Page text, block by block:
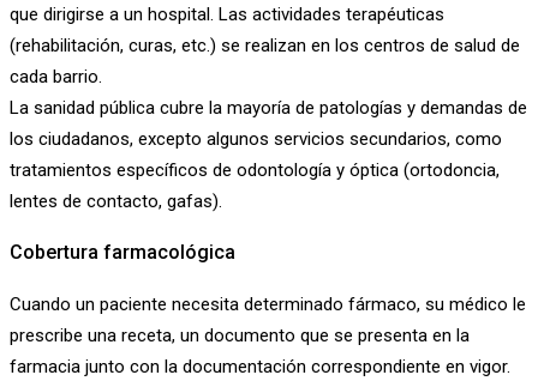
que dirigirse a un hospital. Las actividades terapéuticas
(rehabilitación, curas, etc.) se realizan en los centros de salud de
cada barrio.
La sanidad pública cubre la mayoría de patologías y demandas de
los ciudadanos, excepto algunos servicios secundarios, como
tratamientos específicos de odontología y óptica (ortodoncia,
lentes de contacto, gafas).
Cobertura farmacológica
Cuando un paciente necesita determinado fármaco, su médico le
prescribe una receta, un documento que se presenta en la
farmacia junto con la documentación correspondiente en vigor.